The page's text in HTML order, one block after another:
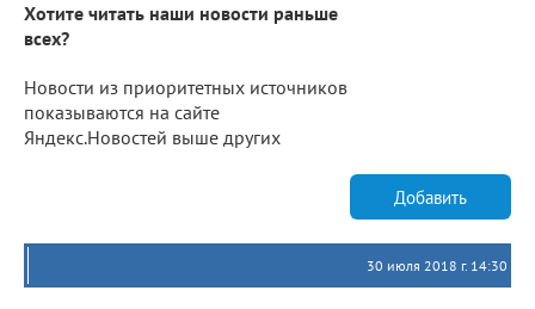
Хотите читать наши новости раньше
всех?
Новости из приоритетных источников
показываются на сайте
Яндекс.Новостей выше других
Добавить
30 июля 2018 г. 14:30